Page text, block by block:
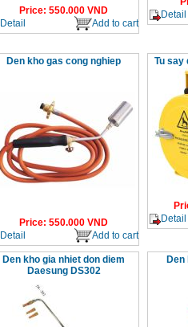
Price: 550.000 VND
Detail
Add to cart
Detail
Den kho gas cong nghiep
Price: 550.000 VND
Detail
Add to cart
Tu say
Detail
Den kho gia nhiet don diem
Daesung DS302